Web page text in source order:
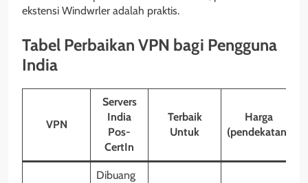
ekstensi Windwrler adalah praktis.
Tabel Perbaikan VPN bagi Pengguna
India
VPN
Servers
India
Pos-
CertIn
Terbaik
Untuk
Harga
(pendekatan)
Dibuang